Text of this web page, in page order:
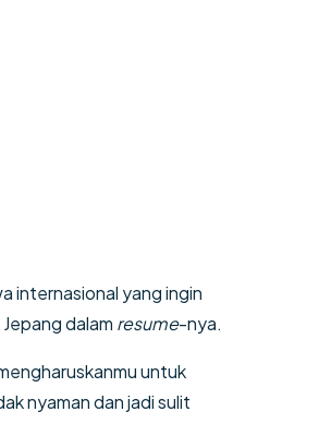
internasional yang ingin
dalam resume-nya.
untuk
nyaman dan jadi sulit